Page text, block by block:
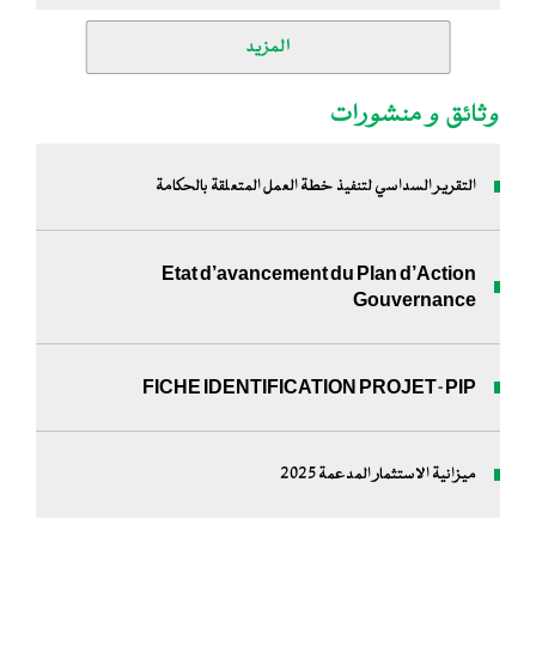
المزيد
وثائق و منشورات
التقرير السداسي لتنفيذ خطة العمل المتعلقة بالحكامة
Etat d’avancement du Plan d’Action
Gouvernance
FICHE IDENTIFICATION PROJET-PIP
ميزانية الاستثمار المدعمة 2025